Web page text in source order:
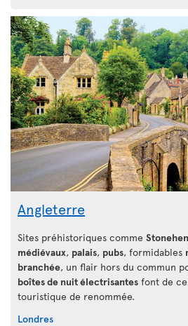
Angleterre
Sites préhistoriques comme
médiévaux, palais, pubs, formidables
branchée, un flair hors du commun
boîtes de nuit électrisantes font de
touristique de renommée.
Londres